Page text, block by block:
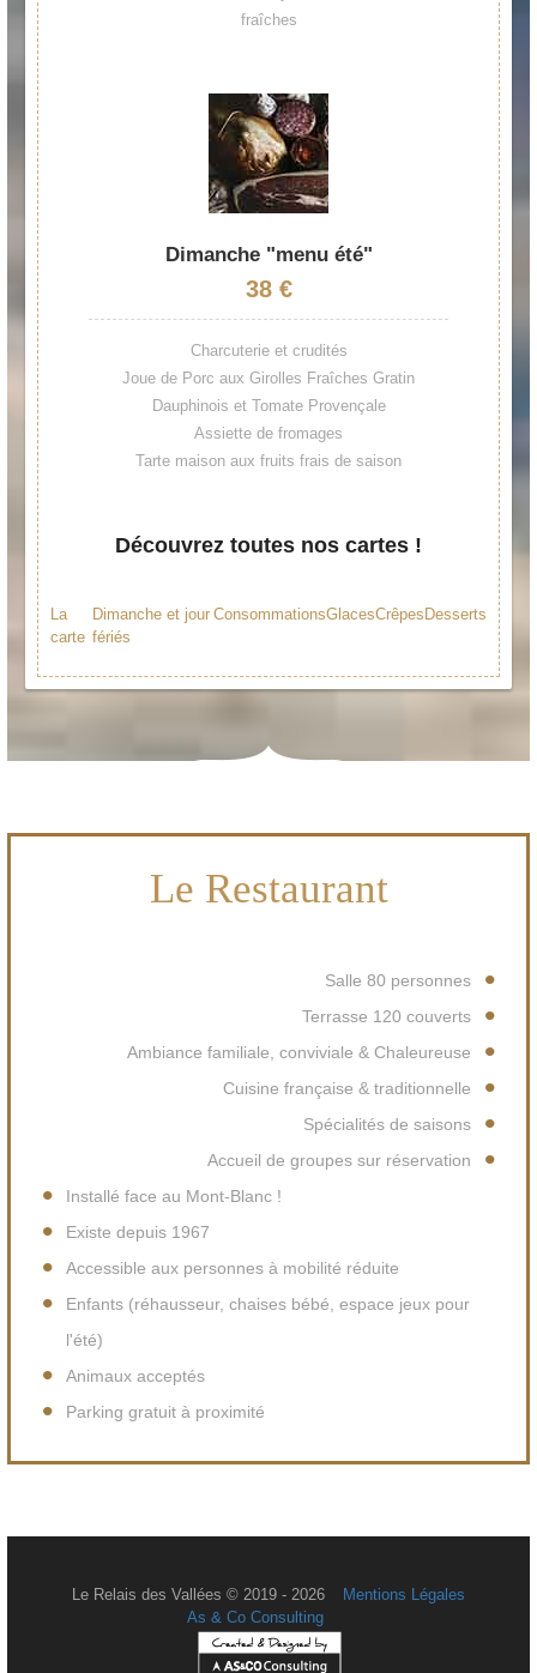
fraîches
Dimanche "menu été"
38 €
Charcuterie et crudités
Joue de Porc aux Girolles Fraîches Gratin
Dauphinois et Tomate Provençale
Assiette de fromages
Tarte maison aux fruits frais de saison
Découvrez toutes nos cartes !
La
carte
Dimanche et jour
fériés
ConsommationsGlacesCrêpes Desserts
Le Restaurant
Salle 80 personnes
Terrasse 120 couverts
Ambiance familiale, conviviale & Chaleureuse
Cuisine française & traditionnelle
Spécialités de saisons
Accueil de groupes sur réservation
Installé face au Mont-Blanc !
Existe depuis 1967
Accessible aux personnes à mobilité réduite
Enfants (réhausseur, chaises bébé, espace jeux pour
l'été)
Animaux acceptés
Parking gratuit à proximité
Le Relais des Vallées © 2019 - 2026
Mentions Légales
As & Co Consulting